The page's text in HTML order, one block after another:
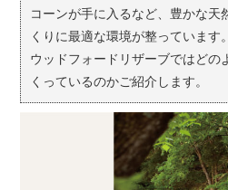
コーンが手に入るなど、豊かな天
くりに最適な環境が整っています
ウッドフォードリザーブではどの
くっているのかご紹介します。